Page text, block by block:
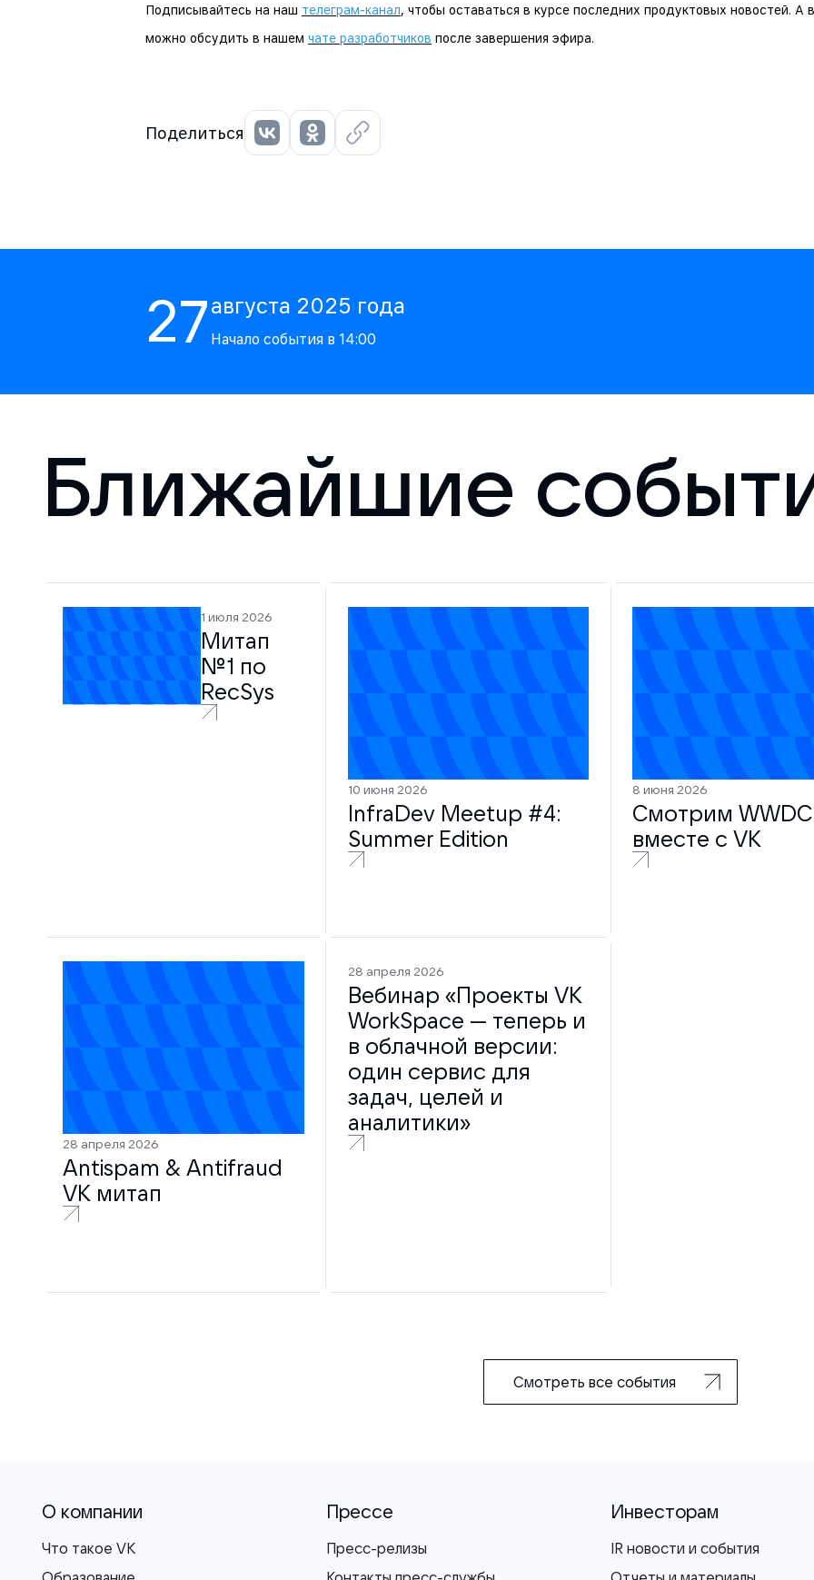
Подписывайтесь на наш телеграм-канал, чтобы оставаться в курсе последних продуктовых новостей.
можно обсудить в нашем чате разработчиков после завершения эфира.
Поделиться
27августа 2025 года
Начало события в 14:00
Ближайшие
1 июля 2026
Митап
№ 1 по
RecSys
10 июня 2026
InfraDev Meetup #4:
Summer Edition
8 июня 2026
Смотрим WWDC
вместе с VK
28 апреля 2026
Antispam & Antifraud
VK митап
28 апреля 2026
Вебинар «Проекты VK
WorkSpace — теперь и
в облачной версии:
один сервис для
задач, целей и
аналитики»
Смотреть все события
О компании
Что такое VK
Прессе
Пресс-релизы
Инвесторам
IR новости и события